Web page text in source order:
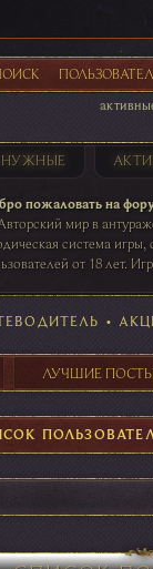
НУЖНЫЕ
пожаловать на
мир в
система
от 18 лет.
таблице
41 ПОСТОВ 31 ПОСТОВ
•
ЛУЧШИЕ